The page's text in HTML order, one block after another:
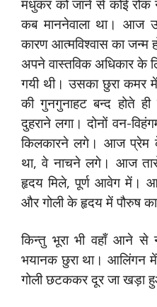
मधुकर को जाने से कोई रोक
कब माननेवाला था। आज
कारण आत्मविश्वास का जन्म
अपने वास्तविक अधिकार के
गयी थी। उसका छुरा कमर
की गुनगुनाहट बन्द होते
दुहराने लगा। दोनों वन-
किलकारने लगे। आज प्रेम
था, वे नाचने लगे। आज
हृदय मिले, पूर्ण आवेग में।
और गोली के हृदय में पौरुष
किन्तु भूरा भी वहाँ आने
भयानक छुरा था। आलिंगन में
गोली छटककर दूर जा खड़ा